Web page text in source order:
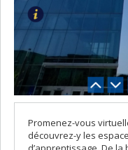
Promenez-vous
découvrez-y les